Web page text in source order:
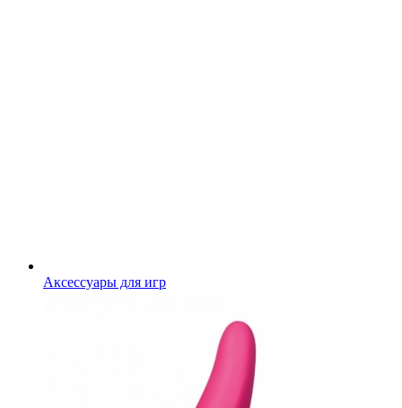
Аксессуары для игр